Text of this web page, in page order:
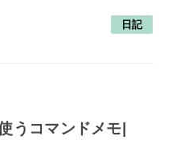
日記
うコマンドメモ|